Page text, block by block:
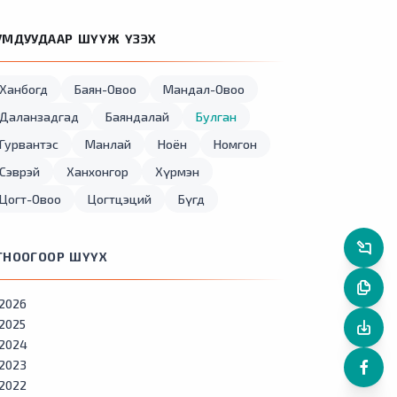
ШҮҮЖ ҮЗЭХ
Ханбогд Баян-Овоо
Мандал-Овоо
Даланзадгад
Баяндалай
Булган
Гурвантэс
Манлай Ноён
Номгон
Сэврэй
Ханхонгор
Хүрмэн
Цогт-Овоо
Цогтцэций Бүгд
ШҮҮХ